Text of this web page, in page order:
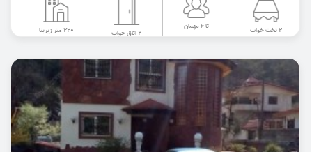
2 تخت خواب تا 6 مهمان
2 اتاق خواب 220 متر زیربنا